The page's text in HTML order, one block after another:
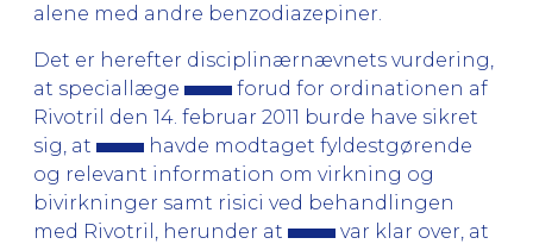
alene med andre benzodiazepiner.
Det er herefter disciplinærnævnets vurdering,
at speciallæge
forud for ordinationen af
Rivotril den 14. februar 2011 burde have sikret
sig, at
havde modtaget fyldestgørende
og relevant information om virkning og
bivirkninger samt risici ved behandlingen
med Rivotril, herunder at
var klar over, at